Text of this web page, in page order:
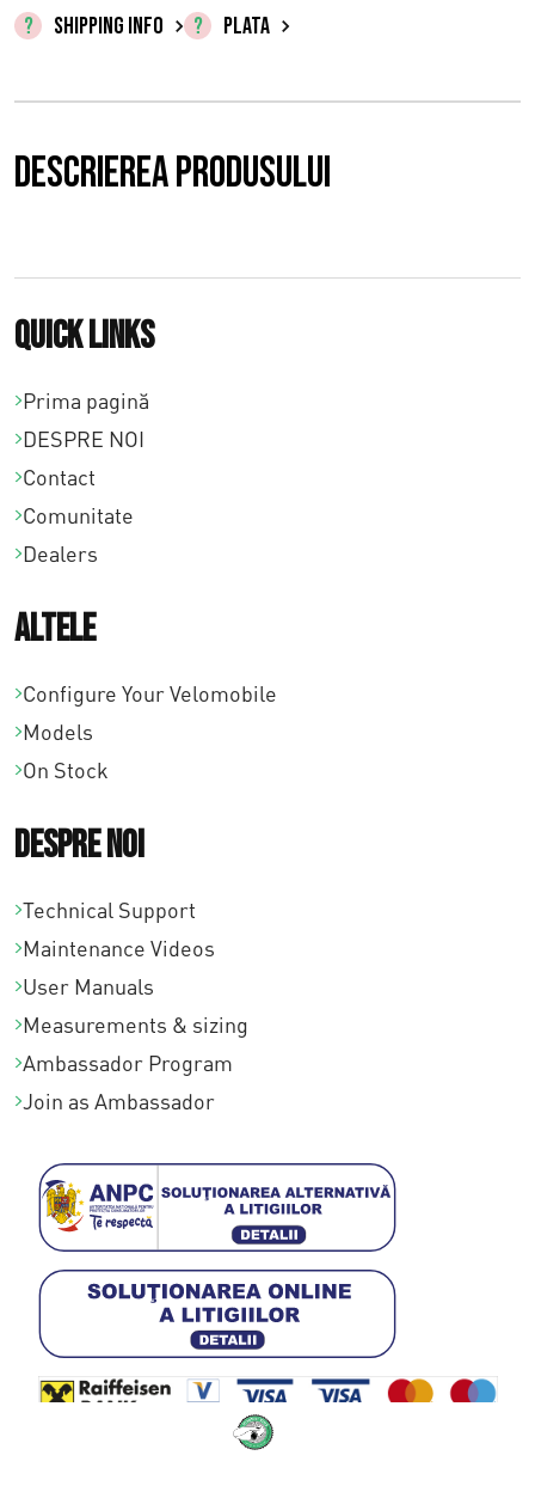
e
r
ă
5
0
0
SHIPPING INFO PLATA
Descrierea produsului
Quick links
Prima pagină
DESPRE NOI
Contact
Comunitate
Dealers
Altele
Configure Your Velomobile
Models
On Stock
Despre noi
Technical Support
Maintenance Videos
User Manuals
Measurements & sizing
Ambassador Program
Join as Ambassador